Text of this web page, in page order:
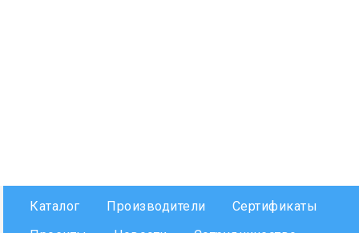
Каталог Производители
Сертификаты